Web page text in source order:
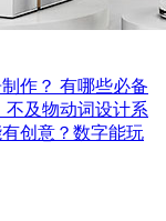
作？ 有哪些必备
不及物动词设计系
创意？数字能玩